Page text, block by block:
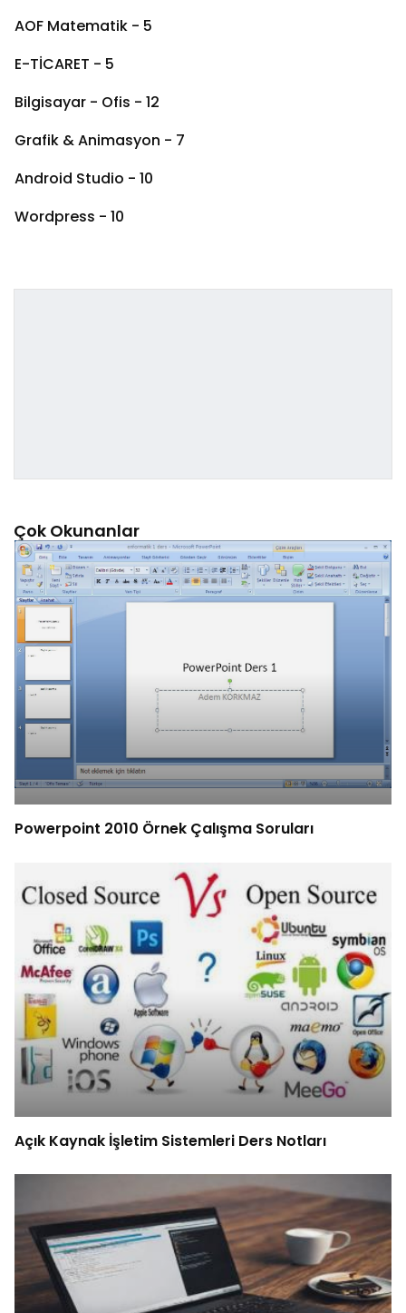
AOF Matematik - 5
E-TİCARET - 5
Bilgisayar - Ofis - 12
Grafik & Animasyon - 7
Android Studio - 10
Wordpress - 10
Çok Okunanlar
Powerpoint 2010 Örnek Çalışma Soruları
Açık Kaynak İşletim Sistemleri Ders Notları